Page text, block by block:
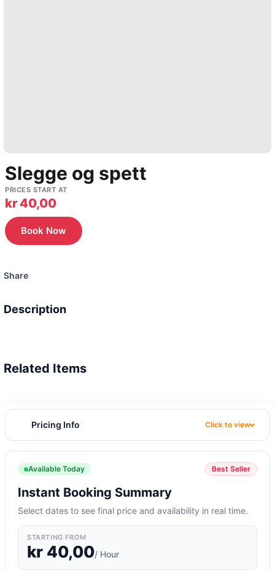
Slegge og spett
PRICES START AT
kr 40,00
Book Now
Share
Description
Related Items
Pricing Info Click to view
Available Today Best Seller
Instant Booking Summary
Select dates to see final price and availability in real time.
STARTING FROM
kr 40,00/ Hour